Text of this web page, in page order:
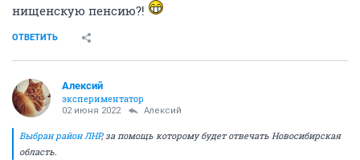
нищенскую пенсию?!
ОТВЕТИТЬ
Алексий
экспериментатор
02 июня 2022 Алексий
Выбран район ЛНР, за помощь которому будет отвечать Новосибирская
область.